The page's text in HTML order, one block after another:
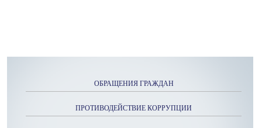
ОБРАЩЕНИЯ ГРАЖДАН
ПРОТИВОДЕЙСТВИЕ КОРРУПЦИИ